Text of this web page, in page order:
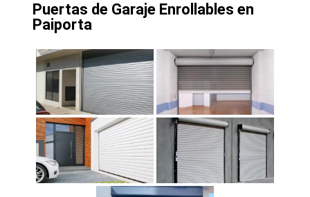
Puertas de Garaje Enrollables en
Paiporta